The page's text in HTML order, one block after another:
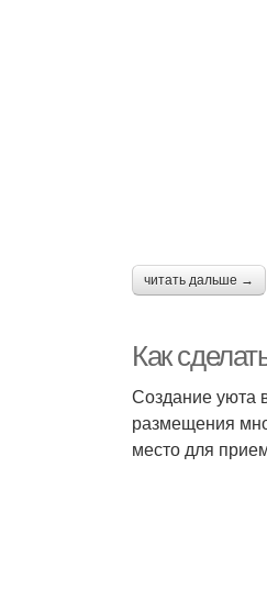
читать дальше →
Как
Создание уюта
размещения
место для